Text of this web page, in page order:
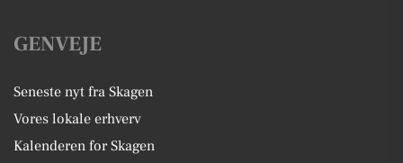
GENVEJE
Seneste nyt fra Skagen
Vores lokale erhverv
Kalenderen for Skagen